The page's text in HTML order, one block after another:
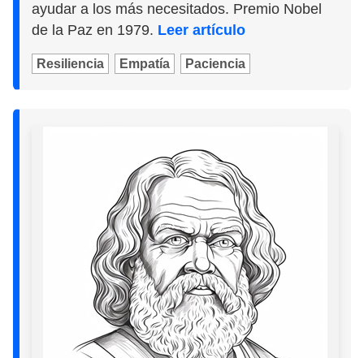
ayudar a los más necesitados. Premio Nobel
de la Paz en 1979. Leer artículo
Resiliencia Empatía Paciencia